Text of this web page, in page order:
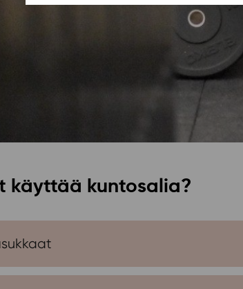
käyttää kuntosalia?